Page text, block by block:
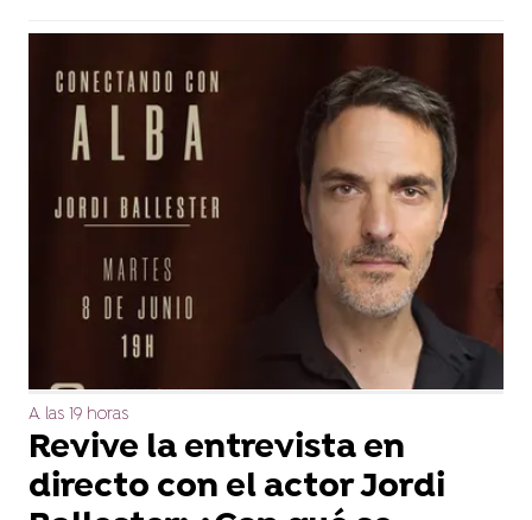
A las 19 horas
Revive la entrevista en
directo con el actor Jordi